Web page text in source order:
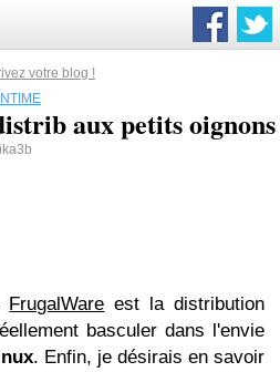
votre blog !
aux petits oignons
FrugalWare est la distribution
basculer dans l'envie
. Enfin, je désirais en savoir